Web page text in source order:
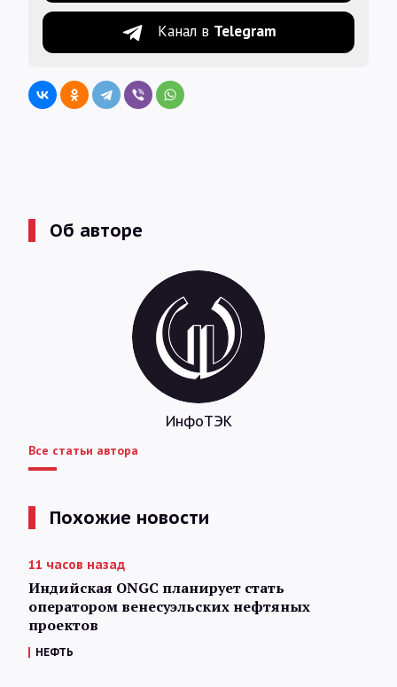
Канал в Telegram
Об авторе
ИнфоТЭК
Все статьи автора
Похожие новости
11 часов назад
Индийская ONGC планирует стать
оператором венесуэльских нефтяных
проектов
НЕФТЬ